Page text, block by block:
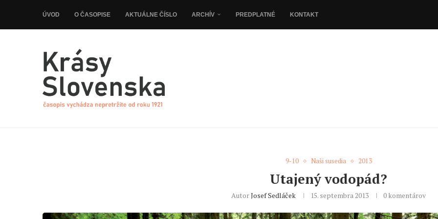
ÚVOD O ČASOPISE AKTUÁLNE ČÍSLO ARCHÍV PREDPLATNÉ KONTAKT
9-10 Naši susedia 2013
Utajený vodopád?
AutorJosef Sedláček 15. septembra 2013 0 komentárov